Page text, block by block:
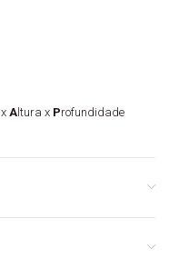
Altura x Profundidade